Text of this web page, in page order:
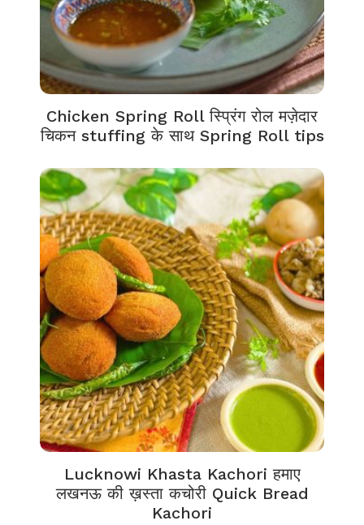
Chicken Spring Roll स्प्रिंग रोल मज़ेदार
चिकन stuffing के साथ Spring Roll tips
Lucknowi Khasta Kachori हमाए
लखनऊ की ख़स्ता कचोरी Quick Bread
Kachori